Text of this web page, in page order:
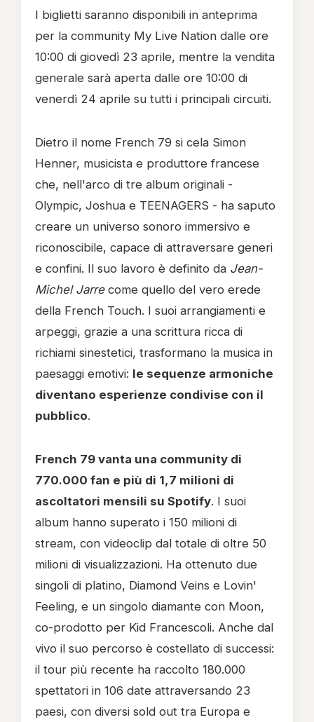
I biglietti saranno disponibili in anteprima
per la community My Live Nation dalle ore
10:00 di giovedì 23 aprile, mentre la vendita
generale sarà aperta dalle ore 10:00 di
venerdì 24 aprile su tutti i principali circuiti.
Dietro il nome French 79 si cela Simon
Henner, musicista e produttore francese
che, nell'arco di tre album originali -
Olympic, Joshua e TEENAGERS - ha saputo
creare un universo sonoro immersivo e
riconoscibile, capace di attraversare generi
e confini. Il suo lavoro è definito da Jean-
Michel Jarrecome quello del vero erede
della French Touch. I suoi arrangiamenti e
arpeggi, grazie a una scrittura ricca di
richiami sinestetici, trasformano la musica in
paesaggi emotivi: le sequenze armoniche
diventano esperienze condivise con il
pubblico.
French 79 vanta una community di
770.000 fan e più di 1,7 milioni di
ascoltatori mensili su Spotify. I suoi
album hanno superato i 150 milioni di
stream, con videoclip dal totale di oltre 50
milioni di visualizzazioni. Ha ottenuto due
singoli di platino, Diamond Veins e Lovin'
Feeling, e un singolo diamante con Moon,
co-prodotto per Kid Francescoli. Anche dal
vivo il suo percorso è costellato di successi:
il tour più recente ha raccolto 180.000
spettatori in 106 date attraversando 23
paesi, con diversi sold out tra Europa e